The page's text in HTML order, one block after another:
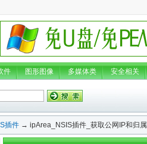
件 图形图像 多媒体类 安全相关
插件 → ipArea_NSIS插件_获取公网IP和归属